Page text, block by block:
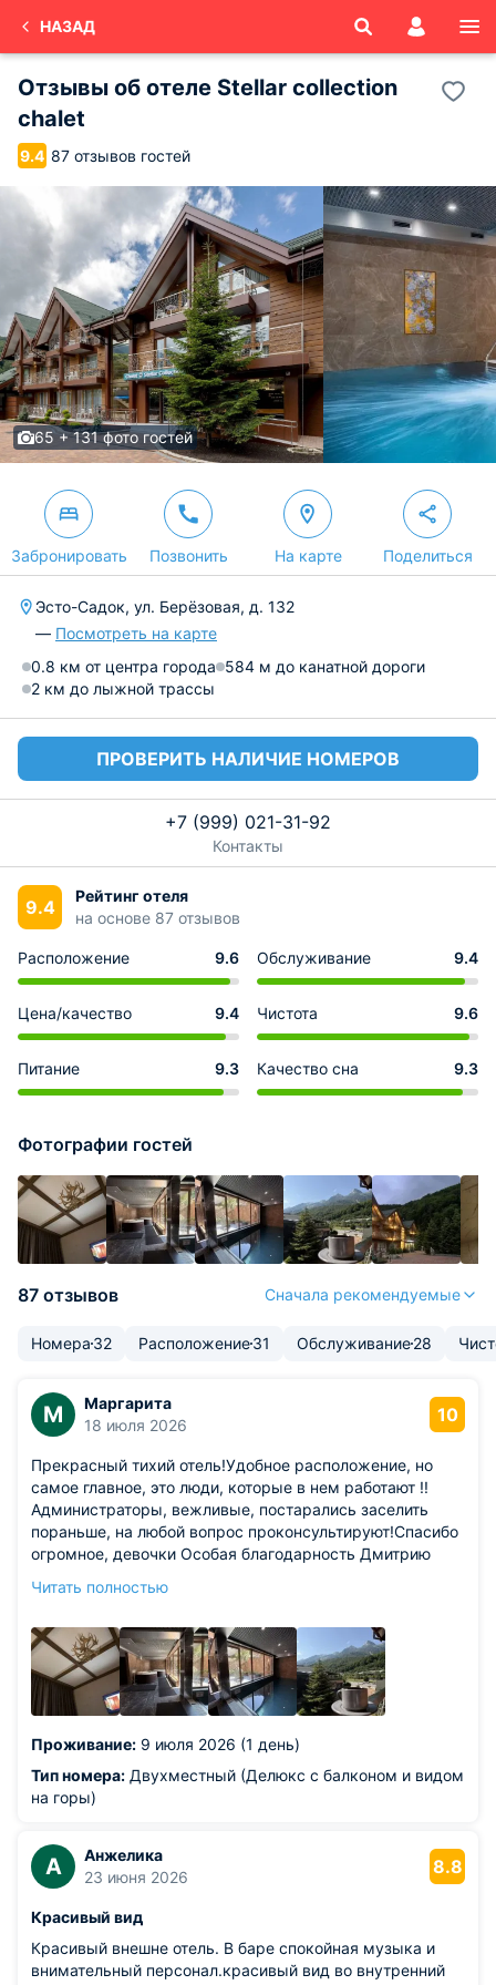
НАЗАД
Отзывы об отеле Stellar collection
chalet
9.4 87 отзывов гостей
65 + 131 фото гостей
Забронировать Позвонить На карте Поделиться
Эсто-Садок, ул. Берёзовая, д. 132
— Посмотреть на карте
0.8 км от центра города 584 м до канатной дороги
2 км до лыжной трассы
ПРОВЕРИТЬ НАЛИЧИЕ НОМЕРОВ
+7 (999) 021-31-92
Контакты
9.4
Рейтинг отеля
на основе 87 отзывов
Расположение 9.6 Обслуживание 9.4
Цена/качество 9.4 Чистота 9.6
Питание 9.3 Качество сна 9.3
Фотографии гостей
87 отзывов Сначала рекомендуемые
Номера 32 Расположение31 Обслуживание28
М
Маргарита
18 июля 2026
10
Прекрасный тихий отель!Удобное расположение, но
самое главное, это люди, которые в нем работают !!
Администраторы, вежливые, постарались заселить
пораньше, на любой вопрос проконсультируют!Спасибо
огромное, девочки Особая благодарность Дмитрию
на прекрасный отдых !!Хочу отметить чистоту и уют в
Прекрасные сотрудники!! Рекомендую
Читать полностью
Проживание: 9 июля 2026 (1 день)
Тип номера: Двухместный (Делюкс с балконом и видом
на горы)
А
Анжелика
23 июня 2026
8.8
Красивый вид
Красивый внешне отель. В баре спокойная музыка и
внимательный персонал.красивый вид во внутренний